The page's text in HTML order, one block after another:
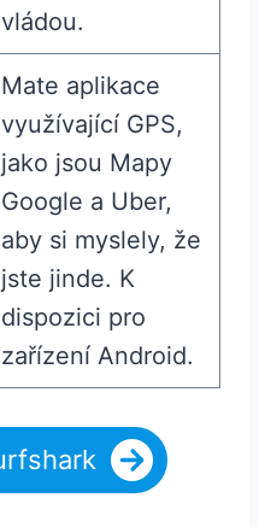
vládou.
Mate aplikace
využívající GPS,
jako jsou Mapy
Google a Uber,
aby si myslely, že
jste jinde. K
dispozici pro
zařízení Android.